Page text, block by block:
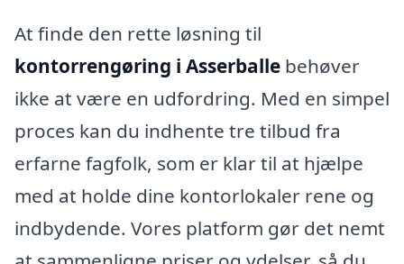
At finde den rette løsning til
kontorrengøring i Asserballe behøver
ikke at være en udfordring. Med en simpel
proces kan du indhente tre tilbud fra
erfarne fagfolk, som er klar til at hjælpe
med at holde dine kontorlokaler rene og
indbydende. Vores platform gør det nemt